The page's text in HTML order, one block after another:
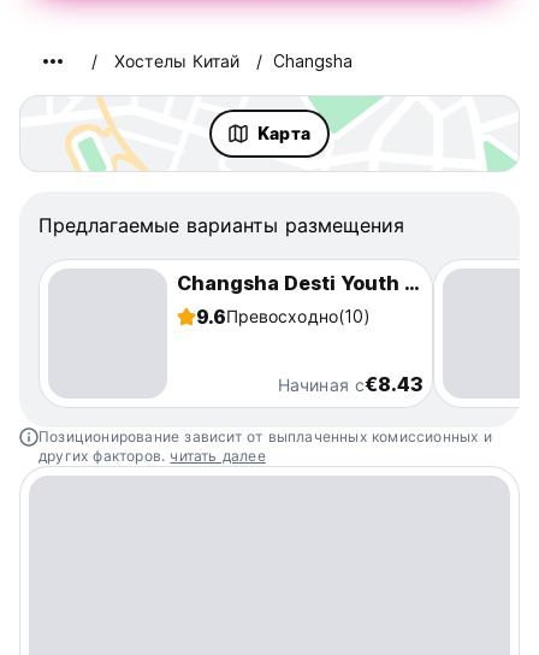
Хостелы Китай Changsha
Kарта
Предлагаемые варианты размещения
Changsha Desti Youth Park Hostel Wuyi Square
9.6Превосходно(10)
Начиная с€8.43
Позиционирование зависит от выплаченных комиссионных и
других факторов. читать далее